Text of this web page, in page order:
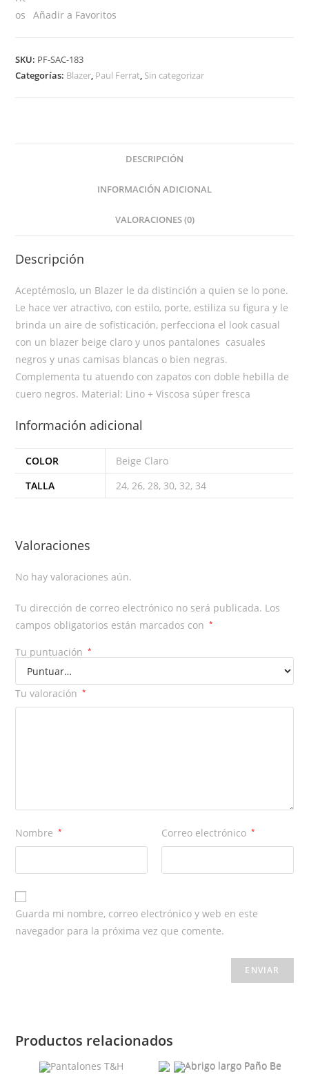
Añadir a Favoritos
SKU: PF-SAC-183
Categorías: Blazer, Paul Ferrat, Sin categorizar
DESCRIPCIÓN
INFORMACIÓN ADICIONAL
VALORACIONES (0)
Descripción
Aceptémoslo, un Blazer le da distinción a quien se lo pone.
Le hace ver atractivo, con estilo, porte, estiliza su figura y le
brinda un aire de sofisticación, perfecciona el look casual
con un blazer beige claro y unos pantalones casuales
negros y unas camisas blancas o bien negras.
Complementa tu atuendo con zapatos con doble hebilla de
cuero negros. Material: Lino + Viscosa súper fresca
Información adicional
COLOR
Beige Claro
TALLA
24, 26, 28, 30, 32, 34
Valoraciones
No hay valoraciones aún.
Tu dirección de correo electrónico no será publicada. Los
campos obligatorios están marcados con
*
Tu puntuación *
Tu valoración *
Nombre * Correo electrónico *
Guarda mi nombre, correo electrónico y web en este
navegador para la próxima vez que comente.
Productos relacionados